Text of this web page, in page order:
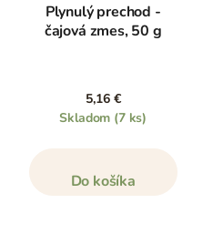
Plynulý prechod -
čajová zmes, 50 g
5,16 €
Skladom (7 ks)
Do košíka